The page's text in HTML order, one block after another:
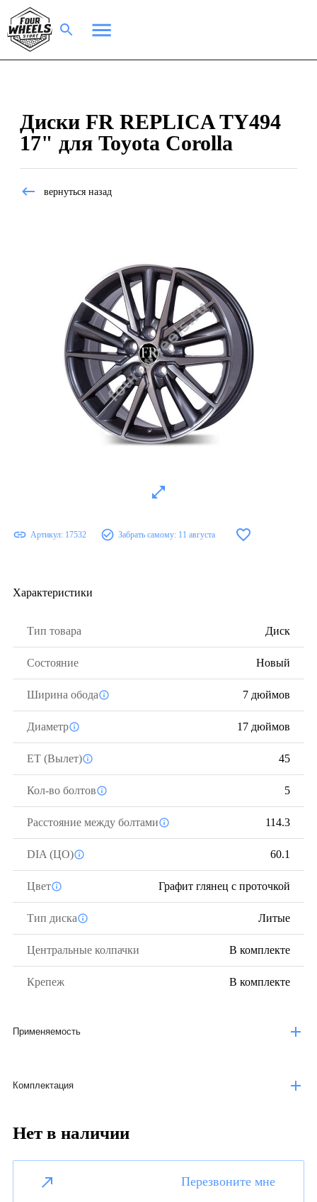
Диски FR REPLICA TY494
17" для Toyota Corolla
вернуться назад
Артикул: 17532 Забрать самому: 11 августа
Характеристики
Тип товара Диск
Состояние Новый
Ширина обода 7 дюймов
Диаметр 17 дюймов
ЕТ (Вылет) 45
Кол-во болтов 5
Расстояние между болтами 114.3
DIA (ЦО) 60.1
Цвет Графит глянец с проточкой
Тип диска Литые
Центральные колпачки В комплекте
Крепеж В комплекте
Применяемость
Комплектация
Нет в наличии
Перезвоните мне